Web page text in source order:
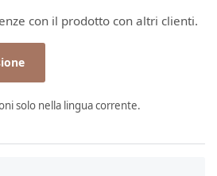
con il prodotto con altri clienti.
solo nella lingua corrente.